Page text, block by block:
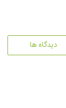
دیدگاه ها